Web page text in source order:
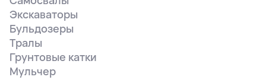
Экскаваторы
Бульдозеры
Тралы
Грунтовые катки
Мульчер